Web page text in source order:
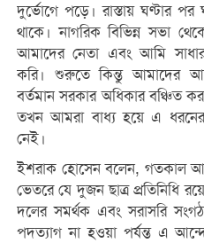
দুর্ভোগে পড়ে। রাস্তায় ঘণ্টার পর
থাকে। নাগরিক বিভিন্ন সভা
আমাদের নেতা এবং আমি
করি। শুরুতে কিন্তু আমাদের
বর্তমান সরকার অধিকার বঞ্চিত
তখন আমরা বাধ্য হয়ে এ ধরনের
নেই।
ইশরাক হোসেন বলেন, গতকাল
ভেতরে যে দুজন ছাত্র প্রতিনিধি
দলের সমর্থক এবং সরাসরি
পদত্যাগ না হওয়া পর্যন্ত এ